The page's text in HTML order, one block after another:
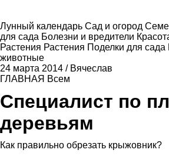
Лунный календарь Сад и огород
для сада Болезни и вредители
Растения Растения Поделки для сада
животные
24 марта 2014 / Вячеслав
ГЛАВНАЯ Всем
Специалист по
деревьям
Как правильно обрезать крыжовник?